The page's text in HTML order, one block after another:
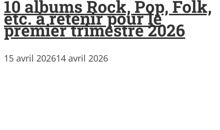
10 albums Rock, Pop, Folk,
etc. à retenir pour le
premier trimestre 2026
15 avril 202614 avril 2026